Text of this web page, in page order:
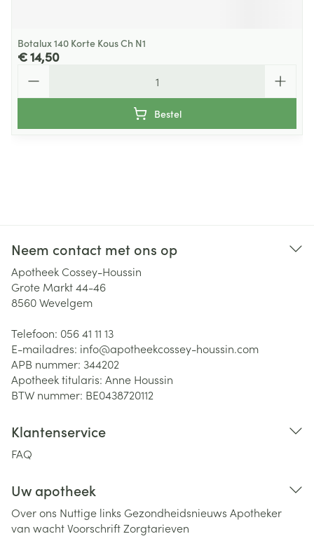
Botalux 140 Korte Kous Ch N1
€ 14,50
Bestel
Neem contact met ons op
Apotheek Cossey-Houssin
Grote Markt 44-46
8560Wevelgem
Telefoon: 056 41 11 13
E-mailadres: info@apotheekcossey-houssin.com
APB nummer: 344202
Apotheek titularis: Anne Houssin
BTW nummer: BE0438720112
Klantenservice
FAQ
Uw apotheek
Over ons Nuttige links Gezondheidsnieuws Apotheker
van wachtVoorschriftZorgtarieven